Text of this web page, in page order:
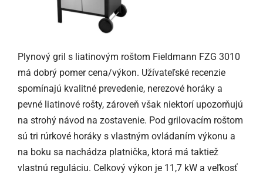
Plynový gril s liatinovým roštom Fieldmann FZG 3010
má dobrý pomer cena/výkon. Užívateľské recenzie
spomínajú kvalitné prevedenie, nerezové horáky a
pevné liatinové rošty, zároveň však niektorí upozorňujú
na strohý návod na zostavenie. Pod grilovacím roštom
sú tri rúrkové horáky s vlastným ovládaním výkonu a
na boku sa nachádza platnička, ktorá má taktiež
vlastnú reguláciu. Celkový výkon je 11,7 kW a veľkosť